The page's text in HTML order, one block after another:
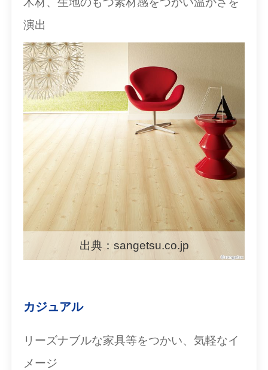
演出
出典：sangetsu.co.jp
カジュアル
リーズナブルな家具等をつかい、気軽なイ
メージ